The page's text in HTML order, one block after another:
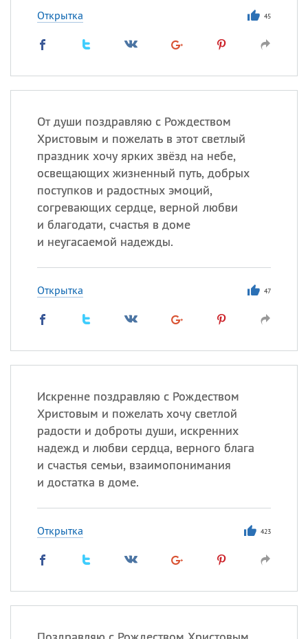
Открытка 45
От души поздравляю с Рождеством
Христовым и пожелать в этот светлый
праздник хочу ярких звёзд на небе,
освещающих жизненный путь, добрых
поступков и радостных эмоций,
согревающих сердце, верной любви
и благодати, счастья в доме
и неугасаемой надежды.
Открытка 47
Искренне поздравляю с Рождеством
Христовым и пожелать хочу светлой
радости и доброты души, искренних
надежд и любви сердца, верного блага
и счастья семьи, взаимопонимания
и достатка в доме.
Открытка 423